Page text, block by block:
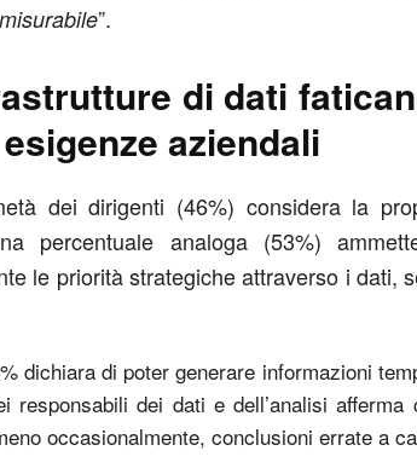
”.
di dati
aziendali
dei dirigenti (46%) considera la
percentuale analoga (53%)
le priorità strategiche attraverso i dati,
dichiara di poter generare informazioni
responsabili dei dati e dell’analisi
occasionalmente, conclusioni errate a